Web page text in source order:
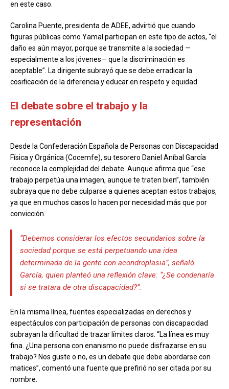
en este caso.
Carolina Puente, presidenta de ADEE, advirtió que cuando
figuras públicas como Yamal participan en este tipo de actos, “el
daño es aún mayor, porque se transmite a la sociedad —
especialmente a los jóvenes— que la discriminación es
aceptable”. La dirigente subrayó que se debe erradicar la
cosificación de la diferencia y educar en respeto y equidad.
El debate sobre el trabajo y la
representación
Desde la Confederación Española de Personas con Discapacidad
Física y Orgánica (Cocemfe), su tesorero Daniel Aníbal García
reconoce la complejidad del debate. Aunque afirma que “ese
trabajo perpetúa una imagen, aunque te traten bien”, también
subraya que no debe culparse a quienes aceptan estos trabajos,
ya que en muchos casos lo hacen por necesidad más que por
convicción.
“Debemos considerar los efectos secundarios sobre la
sociedad porque se está perpetuando una idea
determinada de la gente con acondroplasia”, señaló
García, quien planteó una reflexión clave: “¿Se condenaría
si se tratara de otra discapacidad?”.
En la misma línea, fuentes especializadas en derechos y
espectáculos con participación de personas con discapacidad
subrayan la dificultad de trazar límites claros. “La línea es muy
fina. ¿Una persona con enanismo no puede disfrazarse en su
trabajo? Nos guste o no, es un debate que debe abordarse con
matices”, comentó una fuente que prefirió no ser citada por su
nombre.